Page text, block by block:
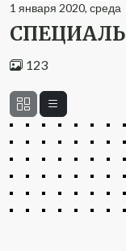
1 января 2020, среда
123